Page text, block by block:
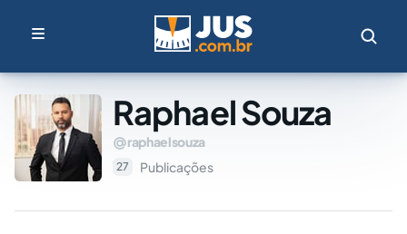
Raphael Souza
raphaelsouza
27 Publicações